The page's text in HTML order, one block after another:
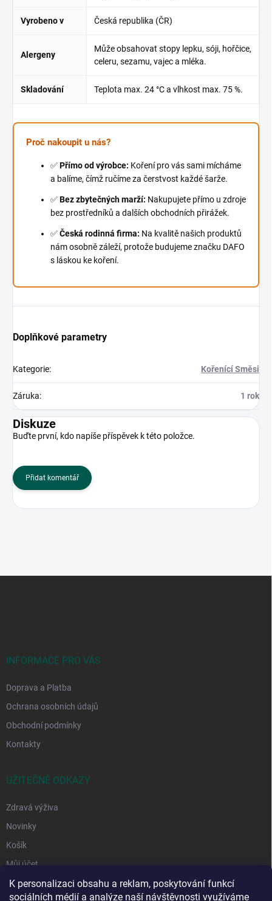
K personalizaci obsahu a reklam, poskytování funkcí
sociálních médií a analýze naší návštěvnosti využíváme
Vyrobeno v Česká republika (ČR)
Alergeny
Může obsahovat stopy lepku, sóji, hořčice,
celeru, sezamu, vajec a mléka.
Skladování Teplota max. 24 °C a vlhkost max. 75 %.
Proč nakoupit u nás?
✅Přímo od výrobce: Koření pro vás sami mícháme
a balíme, čímž ručíme za čerstvost každé šarže.
✅Bez zbytečných marží: Nakupujete přímo u zdroje
bez prostředníků a dalších obchodních přirážek.
✅Česká rodinná firma: Na kvalitě našich produktů
nám osobně záleží, protože budujeme značku DAFO
s láskou ke koření.
Doplňkové parametry
Kategorie: Kořenící Směsi
Záruka: 1 rok
Diskuze
Buďte první, kdo napíše příspěvek k této položce.
Přidat komentář
INFORMACE PRO VÁS
Doprava a Platba
Ochrana osobních údajů
Obchodní podmínky
Kontakty
UŽITEČNÉ ODKAZY
Zdravá výživa
Novinky
Košík
Můj účet